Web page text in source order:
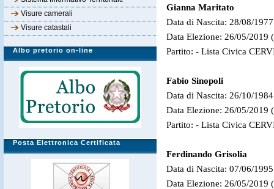
Visure camerali
Visure catastali
Albo pretorio on-line
Posta Elettronica Certificata
Gianna Maritato
Data di Nascita: 28/08/
Data Elezione: 26/05/2019
Partito: - Lista Civica
Fabio Sinopoli
Data di Nascita: 26/10/
Data Elezione: 26/05/2019
Partito: - Lista Civica
Ferdinando Grisolia
Data di Nascita: 07/06/
Data Elezione: 26/05/2019